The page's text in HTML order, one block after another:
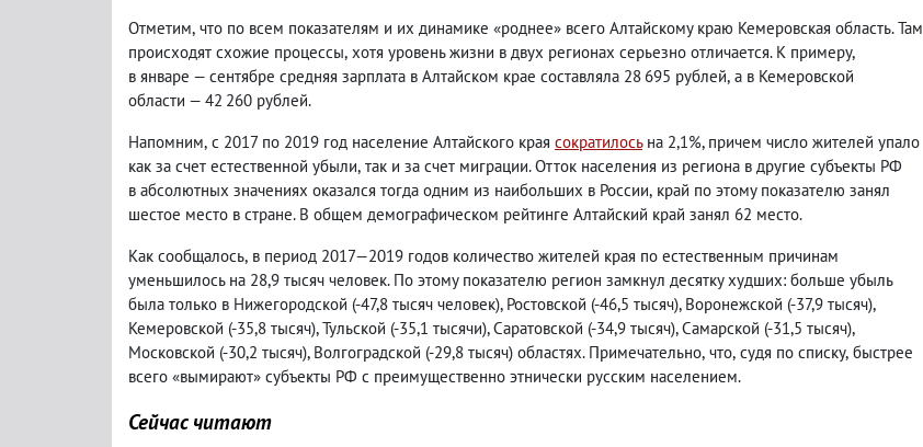
Отметим, что по всем показателям и их динамике «роднее» всего Алтайскому краю Кемеровская область. Там
происходят схожие процессы, хотя уровень жизни в двух регионах серьезно отличается. К примеру,
в январе — сентябре средняя зарплата в Алтайском крае составляла 28 695 рублей, а в Кемеровской
области — 42 260 рублей.
Напомним, с 2017 по 2019 год население Алтайского края сократилосьна 2,1%, причем число жителей упало
как за счет естественной убыли, так и за счет миграции. Отток населения из региона в другие субъекты РФ
в абсолютных значениях оказался тогда одним из наибольших в России, край по этому показателю занял
шестое место в стране. В общем демографическом рейтинге Алтайский край занял 62 место.
Как сообщалось, в период 2017—2019 годов количество жителей края по естественным причинам
уменьшилось на 28,9 тысяч человек. По этому показателю регион замкнул десятку худших: больше убыль
была только в Нижегородской (-47,8 тысяч человек), Ростовской (-46,5 тысяч), Воронежской (-37,9 тысяч),
Кемеровской (-35,8 тысяч), Тульской (-35,1 тысячи), Саратовской (-34,9 тысяч), Самарской (-31,5 тысяч),
Московской (-30,2 тысяч), Волгоградской (-29,8 тысяч) областях. Примечательно, что, судя по списку, быстрее
всего «вымирают» субъекты РФ с преимущественно этнически русским населением.
Сейчас читают